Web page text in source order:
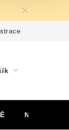
pro odstoupení
NÁŠ PŘÍBĚH